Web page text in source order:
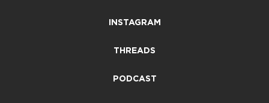
INSTAGRAM
THREADS
PODCAST